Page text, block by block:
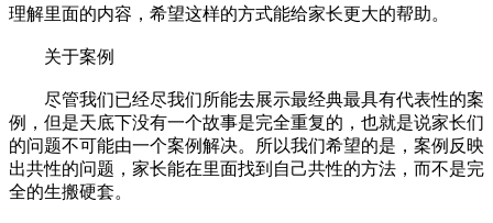
理解里面的内容，希望这样的方式能给家长更大的帮助。
关于案例
尽管我们已经尽我们所能去展示最经典最具有代表性的案
例，但是天底下没有一个故事是完全重复的，也就是说家长们
的问题不可能由一个案例解决。所以我们希望的是，案例反映
出共性的问题，家长能在里面找到自己共性的方法，而不是完
全的生搬硬套。